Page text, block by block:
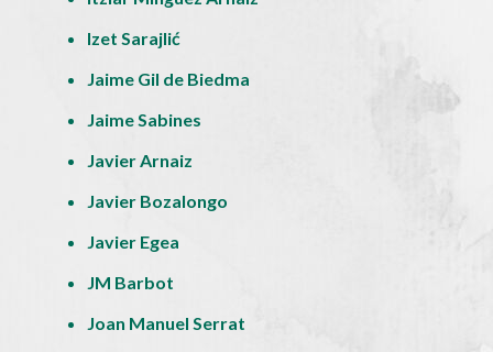
Izet Sarajlić
Jaime Gil de Biedma
Jaime Sabines
Javier Arnaiz
Javier Bozalongo
Javier Egea
JM Barbot
Joan Manuel Serrat